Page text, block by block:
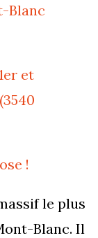
Blanc
et
!
le plus
Blanc. Il